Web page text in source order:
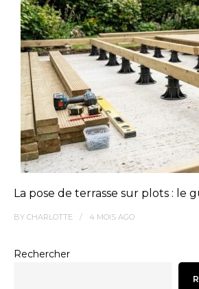
La pose de terrasse sur plots :
BY CHARLOTTE 4 MOIS AGO
Rechercher